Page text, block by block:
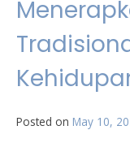
Posted on May 10,